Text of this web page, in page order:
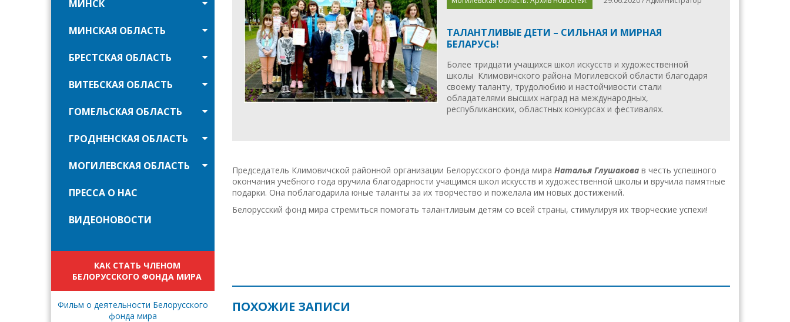
МИНСК
МИНСКАЯ ОБЛАСТЬ
БРЕСТСКАЯ ОБЛАСТЬ
ВИТЕБСКАЯ ОБЛАСТЬ
ГОМЕЛЬСКАЯ ОБЛАСТЬ
ГРОДНЕНСКАЯ ОБЛАСТЬ
МОГИЛЕВСКАЯ ОБЛАСТЬ
ПРЕССА О НАС
ВИДЕОНОВОСТИ
КАК СТАТЬ ЧЛЕНОМ
БЕЛОРУССКОГО ФОНДА МИРА
Фильм о деятельности Белорусского
фонда мира
ТАЛАНТЛИВЫЕ ДЕТИ – СИЛЬНАЯ И МИРНАЯ
БЕЛАРУСЬ!
Более тридцати учащихся школ искусств и художественной
школы Климовичского района Могилевской области благодаря
своему таланту, трудолюбию и настойчивости стали
обладателями высших наград на международных,
республиканских, областных конкурсах и фестивалях.
Председатель Климовичской районной организации Белорусского фонда мира Наталья Глушаковав честь успешного
окончания учебного года вручила благодарности учащимся школ искусств и художественной школы и вручила памятные
подарки. Она поблагодарила юные таланты за их творчество и пожелала им новых достижений.
Белорусский фонд мира стремиться помогать талантливым детям со всей страны, стимулируя их творческие успехи!
ПОХОЖИЕ ЗАПИСИ